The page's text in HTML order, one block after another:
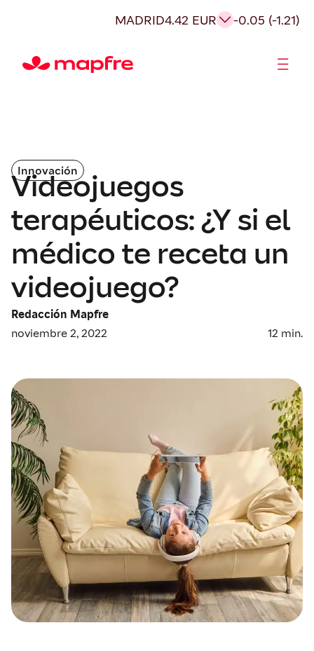
MADRID4.42 EUR -0.05 (-1.21)
Innovación
Videojuegos
terapéuticos: ¿Y si el
médico te receta un
videojuego?
Redacción Mapfre
noviembre 2, 2022
12 min.